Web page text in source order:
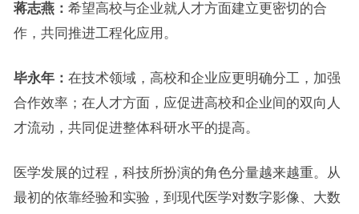
蒋志燕： 希望高校与企业就人才方面建立更密切的合
作，共同推进工程化应用。
毕永年： 在技术领域，高校和企业应更明确分工，加强
合作效率；在人才方面，应促进高校和企业间的双向人
才流动，共同促进整体科研水平的提高。
医学发展的过程，科技所扮演的角色分量越来越重。从
最初的依靠经验和实验，到现代医学对数字影像、大数